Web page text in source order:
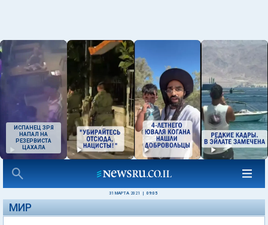
ИСПАНЕЦ ЗРЯ
НАПАЛ НА
РЕЗЕРВИСТА
ЦАХАЛА
31 МАРТА 2021 09:05
МИР